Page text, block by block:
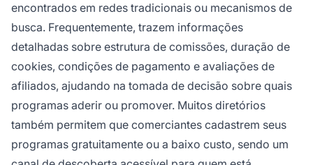
encontrados em redes tradicionais ou mecanismos de
busca. Frequentemente, trazem informações
detalhadas sobre estrutura de comissões, duração de
cookies, condições de pagamento e avaliações de
afiliados, ajudando na tomada de decisão sobre quais
programas aderir ou promover. Muitos diretórios
também permitem que comerciantes cadastrem seus
programas gratuitamente ou a baixo custo, sendo um